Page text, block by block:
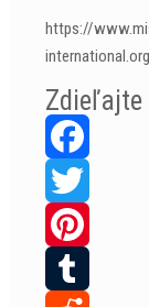
https://
Zdieľajte
Facebook
Twitter
Pinterest